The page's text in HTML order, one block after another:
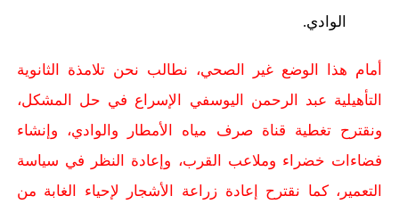
الوادي.
أمام هذا الوضع غير الصحي، نطالب نحن تلامذة الثانوية
التأهيلية عبد الرحمن اليوسفي الإسراع في حل المشكل،
ونقترح تغطية قناة صرف مياه الأمطار والوادي، وإنشاء
فضاءات خضراء وملاعب القرب، وإعادة
النظر في سياسة
التعمير، كما نقترح إعادة زراعة الأشجار لإحياء الغابة من